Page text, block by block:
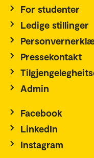
For studenter
Ledige stillinger
Pressekontakt
Admin
Facebook
LinkedIn
Instagram